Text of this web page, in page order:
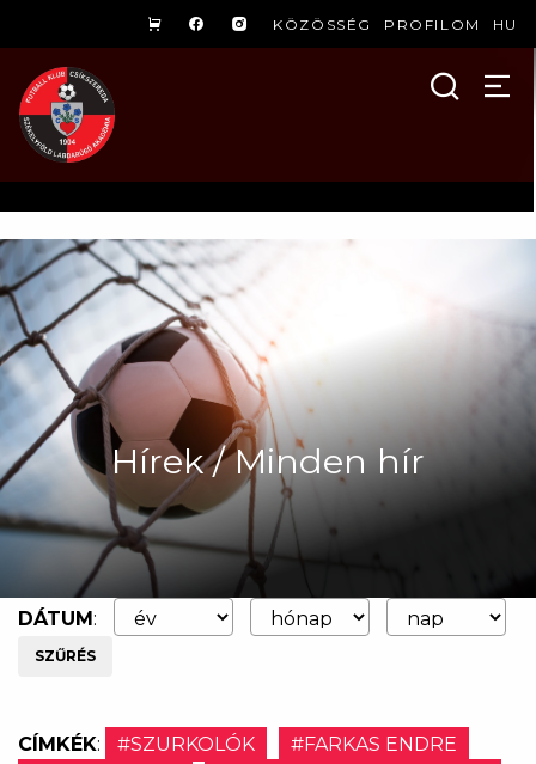
KÖZÖSSÉG PROFILOM HU
Hírek / Minden hír
DÁTUM:
SZŰRÉS
CÍMKÉK: #SZURKOLÓK
#FARKAS ENDRE